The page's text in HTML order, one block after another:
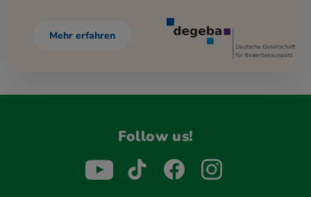
Mehr erfahren
Follow us!